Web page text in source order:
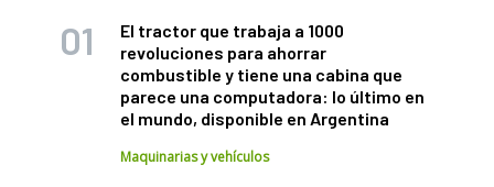
El tractor que trabaja a 1000
revoluciones para ahorrar
combustible y tiene una cabina que
parece una computadora: lo último en
el mundo, disponible en Argentina
Maquinarias y vehículos